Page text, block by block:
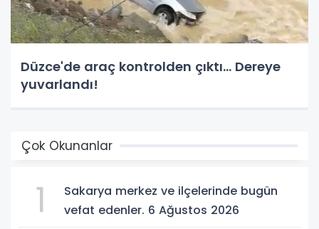
Düzce'de araç kontrolden çıktı... Dereye
yuvarlandı!
Çok Okunanlar
1
Sakarya merkez ve ilçelerinde bugün
vefat edenler. 6 Ağustos 2026